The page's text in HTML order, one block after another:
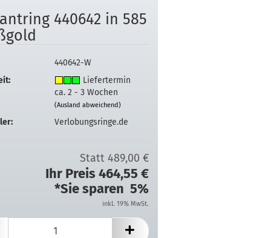
vergessen?
440642 in 585
440642-W
Liefertermin
ca. 2 - 3 Wochen
(Ausland abweichend)
Verlobungsringe.de
Statt 489,00 €
Ihr Preis 464,55 €
*Sie sparen 5%
inkl. 19% MwSt.